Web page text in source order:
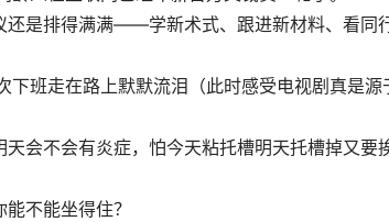
还是排得满满——学新术式、跟进新材料、看同
班走在路上默默流泪（此时感受电视剧真是源
会不会有炎症，怕今天粘托槽明天托槽掉又要
不能坐得住？